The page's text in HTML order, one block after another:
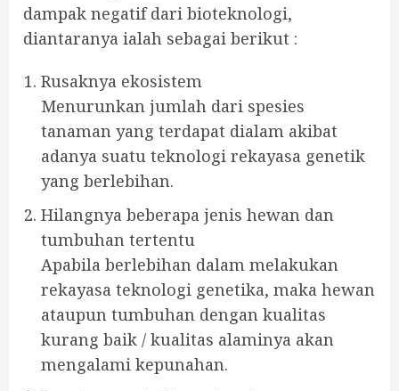
dampak negatif dari bioteknologi,
diantaranya ialah sebagai berikut :
Rusaknya ekosistem
Menurunkan jumlah dari spesies
tanaman yang terdapat dialam akibat
adanya suatu teknologi rekayasa genetik
yang berlebihan.
Hilangnya beberapa jenis hewan dan
tumbuhan tertentu
Apabila berlebihan dalam melakukan
rekayasa teknologi genetika, maka hewan
ataupun tumbuhan dengan kualitas
kurang baik / kualitas alaminya akan
mengalami kepunahan.